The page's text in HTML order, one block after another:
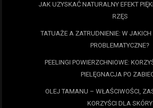
JAK UZYSKAĆ NATURALNY EFEKT
RZĘS
TATUAŻE A ZATRUDNIENIE: W
PROBLEMATYCZNE?
PEELINGI POWIERZCHNIOWE:
PIELĘGNACJA PO
OLEJ TAMANU – WŁAŚCIWOŚCI,
KORZYŚCI DLA SKÓRY